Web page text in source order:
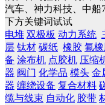
汽车、神力科技、中船
下方关键词试试
电堆 双极板 动力系统
层 钛材 碳纸 橡胶 氟
备 涂布机 点胶机 压缩
器 阀门 化学品 模头 金
器 缠绕设备 复合材料
缆与线束 自动化 胶带